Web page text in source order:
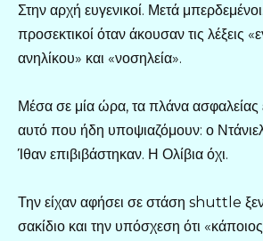
Στην αρχή ευγενικοί. Μετά
προσεκτικοί όταν άκουσαν τις λέξεις
ανηλίκου» και «νοσηλεία».
Μέσα σε μία ώρα, τα πλάνα ασφαλείας
αυτό που ήδη υποψιαζόμουν: ο
Ίθαν επιβιβάστηκαν. Η Ολίβια όχι.
Την είχαν αφήσει σε στάση shuttle
σακίδιο και την υπόσχεση ότι